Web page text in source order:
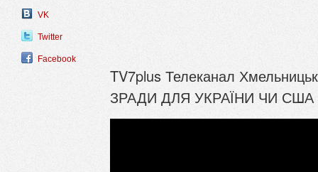
VK
Twitter
Facebook
TV7plus Телеканал
ЗРАДИ ДЛЯ УКРАЇНИ ЧИ